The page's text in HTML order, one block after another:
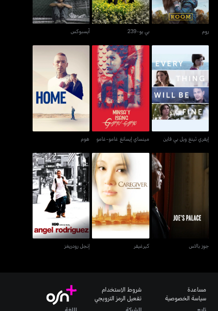
روم بي يو-239 آيسبوكس
إيفري ثينغ ويل بي فاين
إيفري ثينغ ويل بي فاين
مينساي إيسانغ غامو-غامو
مينساي إيسانغ غامو-غامو
هوم
هوم
جوز بالاس
كيرغيفر
كيرغيفر
إنجل رودريغز
إنجل رودريغز
مساعدة
سياسة الخصوصية
شروط الاستخدام
تفعيل الرمز الترويجي